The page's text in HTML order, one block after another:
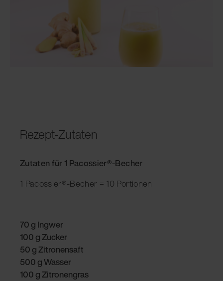
Rezept-Zutaten
Zutaten für 1 Pacossier®-Becher
1 Pacossier®-Becher = 10 Portionen
70 g Ingwer
100 g Zucker
50 g Zitronensaft
500 g Wasser
100 g Zitronengras